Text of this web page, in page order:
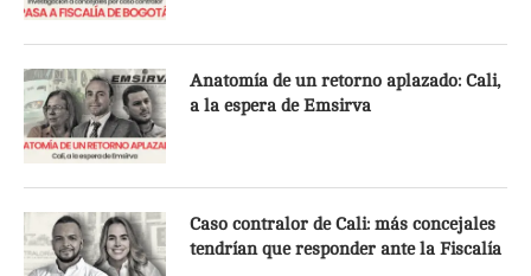
Anatomía de un retorno aplazado: Cali,
a la espera de Emsirva
Caso contralor de Cali: más concejales
tendrían que responder ante la Fiscalía